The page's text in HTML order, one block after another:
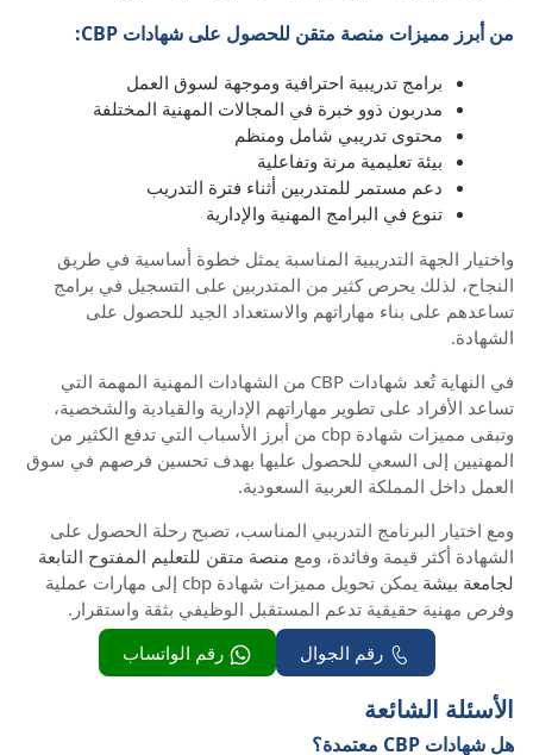
من أبرز مميزات منصة متقن للحصول على شهادات CBP:
برامج تدريبية احترافية وموجهة لسوق العمل
مدربون ذوو خبرة في المجالات المهنية المختلفة
محتوى تدريبي شامل ومنظم
بيئة تعليمية مرنة وتفاعلية
دعم مستمر للمتدربين أثناء فترة التدريب
تنوع في البرامج المهنية والإدارية
واختيار الجهة التدريبية المناسبة يمثل خطوة أساسية في طريق
النجاح، لذلك يحرص كثير من المتدربين على التسجيل في برامج
تساعدهم على بناء مهاراتهم والاستعداد الجيد للحصول على
الشهادة.
في النهاية تُعد شهادات CBP من الشهادات المهنية المهمة التي
تساعد الأفراد على تطوير مهاراتهم الإدارية والقيادية والشخصية،
وتبقى مميزات شهادة cbp من أبرز الأسباب التي تدفع الكثير من
المهنيين إلى السعي للحصول عليها بهدف تحسين فرصهم في سوق
العمل داخل المملكة العربية السعودية.
ومع اختيار البرنامج التدريبي المناسب، تصبح رحلة الحصول على
الشهادة أكثر قيمة وفائدة، ومع منصة متقن للتعليم المفتوح التابعة
لجامعة بيشة
يمكن تحويل مميزات شهادة cbp إلى مهارات عملية
وفرص مهنية حقيقية تدعم المستقبل الوظيفي بثقة واستقرار.
رقم الجوال
رقم الواتساب
الأسئلة الشائعة
هل شهادات CBP معتمدة؟